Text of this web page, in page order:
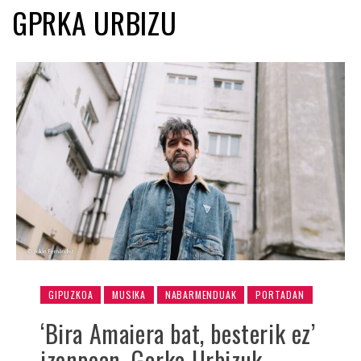
GPRKA URBIZU
GIPUZKOA MUSIKA NABARMENDUAK PORTADAN
‘Bira Amaiera bat, besterik ez’